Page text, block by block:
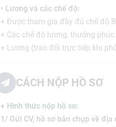
• Lương và các chế độ:
+ Được tham gia đầy đủ chế độ
+ Các chế độ lương, thưởng
+ Lương (trao đổi trực tiếp khi
CÁCH NỘP HỒ SƠ
+ Hình thức nộp hồ sơ:
1/ Gửi CV, hồ sơ bản chụp về địa